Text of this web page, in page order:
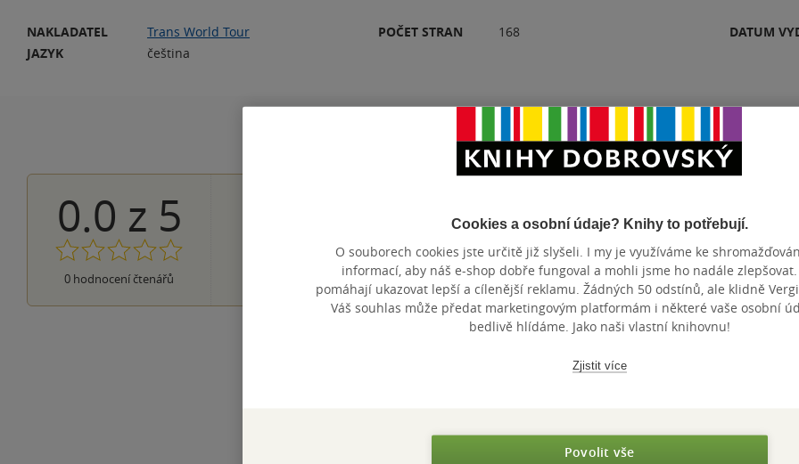
NAKLADATEL
Trans World Tour
JAZYK
čeština
POČET STRAN 168 DATUM
Hodnocení a recenze čtenářů
0.0 z 5
0 hodnocení čtenářů
3 hvězdičky
2 hvězdičky
1 hvezdička
PŘIDEJTE SVÉ HODNOCENÍ PRODUKTU
Cookies a osobní údaje? Knihy to potřebují.
O souborech cookies jste určitě již slyšeli. I my je využíváme ke
informací, aby náš e-shop dobře fungoval a mohli jsme ho nadále zlepšovat.
pomáhají ukazovat lepší a cílenější reklamu. Žádných 50 odstínů, ale klidně
Váš souhlas může předat marketingovým platformám i některé vaše osobní
bedlivě hlídáme. Jako naši vlastní knihovnu!
Zjistit více
Povolit vše